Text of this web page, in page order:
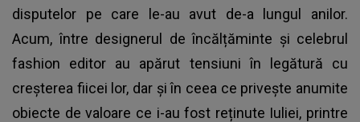
disputelor pe care le-au avut de-a lungul anilor.
Acum, între designerul de încălțăminte și celebrul
fashion editor au apărut tensiuni în legătură cu
creșterea fiicei lor, dar și în ceea ce privește anumite
obiecte de valoare ce i-au fost reținute Iuliei, printre